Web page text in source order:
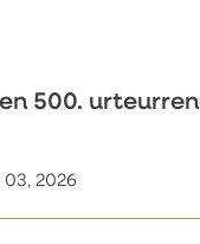
500.
2026